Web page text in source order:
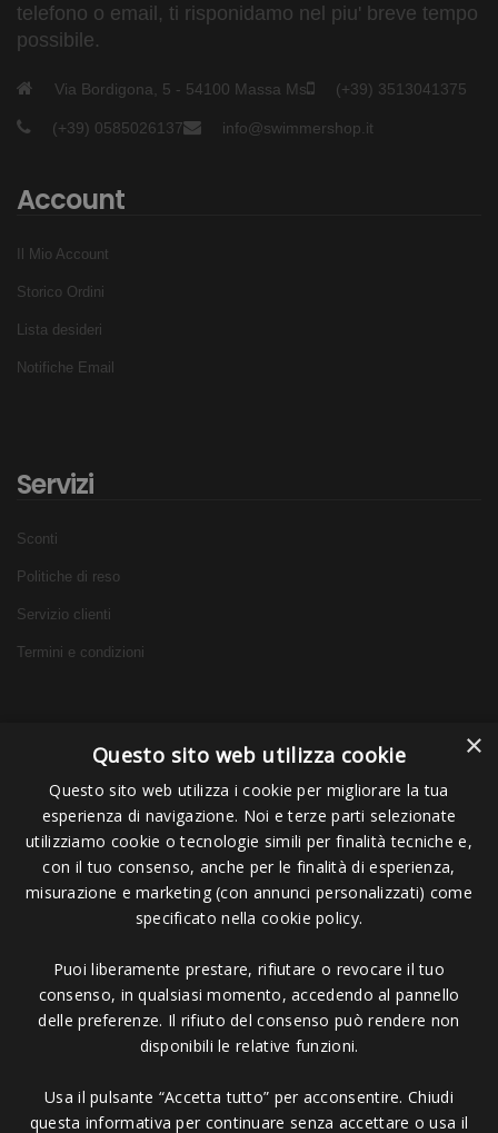
telefono o email, ti risponidamo nel piu' breve tempo
possibile.
Via Bordigona, 5 - 54100 Massa Ms (+39) 3513041375
(+39) 0585026137 info@swimmershop.it
Account
Il Mio Account
Storico Ordini
Lista desideri
Notifiche Email
Servizi
Sconti
Politiche di reso
Servizio clienti
Termini e condizioni
Chi siamo
FAQ
Tempi e Spese di Spedizione
Privacy E Cookie
Gestisci le tue preferenze relative alla privacy
×
Questo sito web utilizza cookie
Questo sito web utilizza i cookie per migliorare la tua
esperienza di navigazione. Noi e terze parti selezionate
utilizziamo cookie o tecnologie simili per finalità tecniche e,
con il tuo consenso, anche per le finalità di esperienza,
misurazione e marketing (con annunci personalizzati) come
specificato nella cookie policy.
Puoi liberamente prestare, rifiutare o revocare il tuo
consenso, in qualsiasi momento, accedendo al pannello
delle preferenze. Il rifiuto del consenso può rendere non
disponibili le relative funzioni.
Usa il pulsante “Accetta tutto” per acconsentire. Chiudi
questa informativa per continuare senza accettare o usa il